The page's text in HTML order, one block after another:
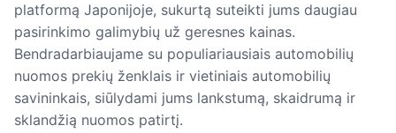
platformą Japonijoje, sukurtą suteikti jums daugiau
pasirinkimo galimybių už geresnes kainas.
Bendradarbiaujame su populiariausiais automobilių
nuomos prekių ženklais ir vietiniais automobilių
savininkais, siūlydami jums lankstumą, skaidrumą ir
sklandžią nuomos patirtį.